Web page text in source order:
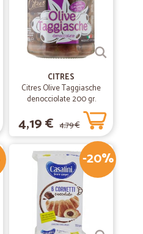
CITRES
Citres Olive Taggiasche
denocciolate 200 gr.
4,19 € 4,79 €
-20%